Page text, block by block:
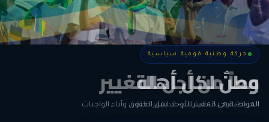
حركة وطنية قومية سياسية
وطنٌ لكل أهله
المواطنة هي المعيار الأوحد لنيل الحقوق وأداء الواجبات
حركة وطنية قومية سياسية
معاً من أجل التغيير
الحرية • الوحدة • السلام • الديمقراطية